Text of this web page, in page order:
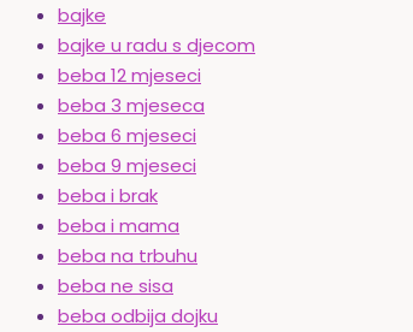
bajke
bajke u radu s djecom
beba 12 mjeseci
beba 3 mjeseca
beba 6 mjeseci
beba 9 mjeseci
beba i brak
beba i mama
beba na trbuhu
beba ne sisa
beba odbija dojku